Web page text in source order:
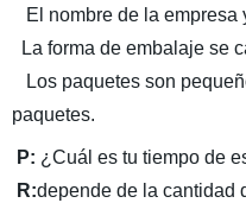
El nombre de la
La forma de embalaje se
Los paquetes son
paquetes.
P: ¿Cuál es tu tiempo de
R:depende de la cantidad